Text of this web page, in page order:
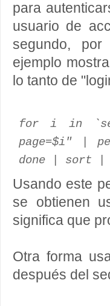
para
usuario de
segundo,
ejemplo
lo tanto de
for i in `seq
page=$i" |
done | sort |
Usando este
se obtienen
significa que
Otra forma
después del